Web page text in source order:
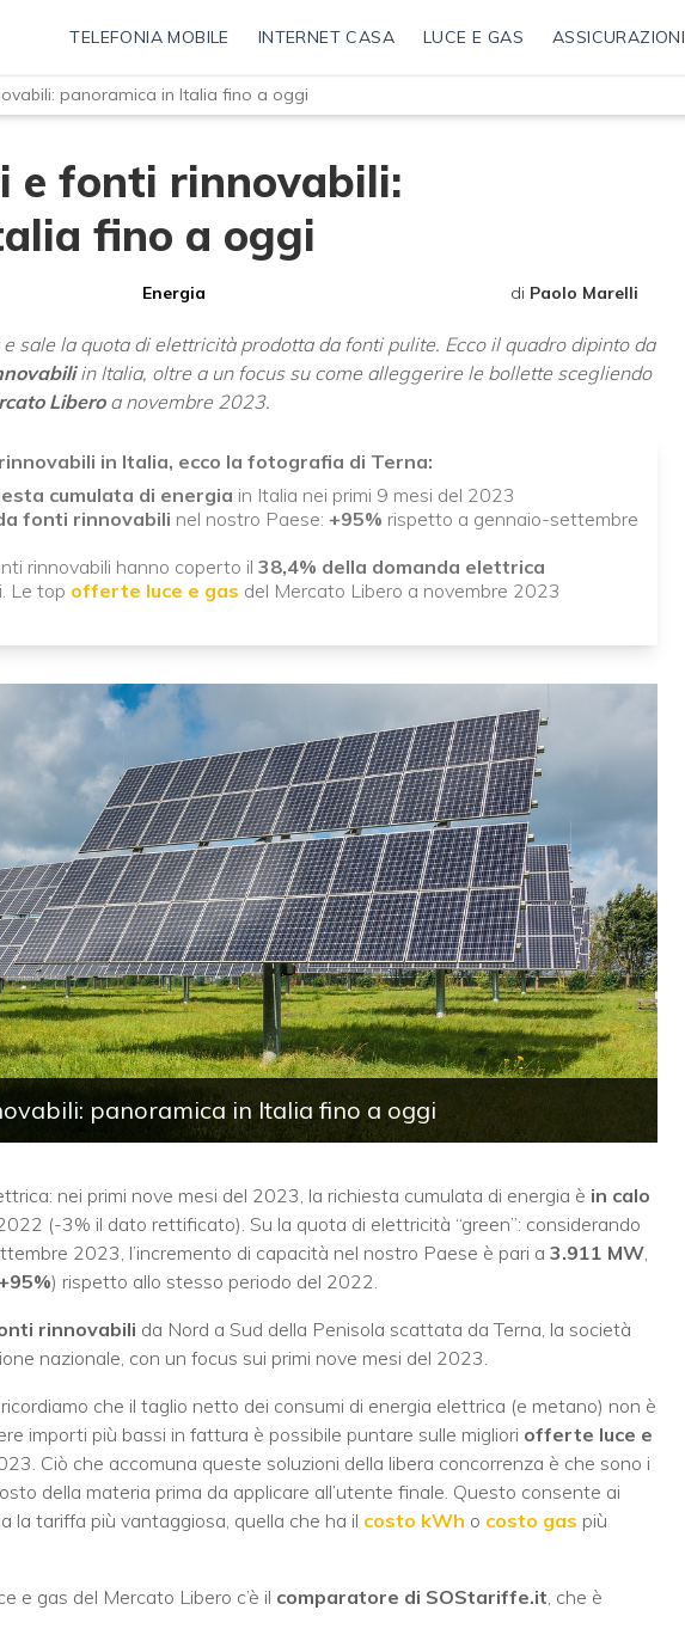
TELEFONIA MOBILE INTERNET CASA LUCE E GAS ASSICURAZIONI
panoramica in Italia fino a oggi
e fonti rinnovabili:
fino a oggi
Energia di Paolo Marelli
sale la quota di elettricità prodotta da fonti pulite. Ecco il quadro dipinto da
in Italia, oltre a un focus su come alleggerire le bollette scegliendo
Liberoa novembre 2023.
in Italia, ecco la fotografia di Terna:
cumulata di energia in Italia nei primi 9 mesi del 2023
fonti rinnovabili nel nostro Paese: +95% rispetto a gennaio-settembre
rinnovabili hanno coperto il 38,4% della domanda elettrica
Le top offerte luce e gas del Mercato Libero a novembre 2023
panoramica in Italia fino a oggi
nei primi nove mesi del 2023, la richiesta cumulata di energia è in calo
(-3% il dato rettificato). Su la quota di elettricità “green”: considerando
2023, l’incremento di capacità nel nostro Paese è pari a 3.911 MW,
) rispetto allo stesso periodo del 2022.
rinnovabili da Nord a Sud della Penisola scattata da Terna, la società
nazionale, con un focus sui primi nove mesi del 2023.
che il taglio netto dei consumi di energia elettrica (e metano) non è
importi più bassi in fattura è possibile puntare sulle migliori offerte luce e
Ciò che accomuna queste soluzioni della libera concorrenza è che sono i
della materia prima da applicare all’utente finale. Questo consente ai
la tariffa più vantaggiosa, quella che ha il costo kWh o costo gas più
e gas del Mercato Libero c’è il comparatore di SOStariffe.it, che è